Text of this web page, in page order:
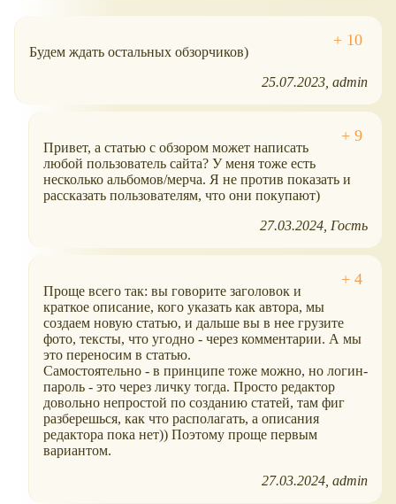
Будем ждать остальных обзорчиков)
25.07.2023 admin
Привет, а статью с обзором может написать
любой пользователь сайта? У меня тоже есть
несколько альбомов/мерча. Я не против показать и
рассказать пользователям, что они покупают)
27.03.2024 Гость
Проще всего так: вы говорите заголовок и
краткое описание, кого указать как автора, мы
создаем новую статью, и дальше вы в нее грузите
фото, тексты, что угодно - через комментарии. А мы
это переносим в статью.
Самостоятельно - в принципе тоже можно, но логин-
пароль - это через личку тогда. Просто редактор
довольно непростой по созданию статей, там фиг
разберешься, как что располагать, а описания
редактора пока нет)) Поэтому проще первым
вариантом.
27.03.2024 admin